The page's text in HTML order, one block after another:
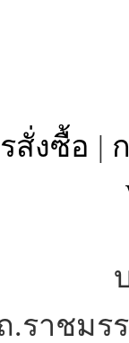
สั่งซื้อ |
ถ.ราชม